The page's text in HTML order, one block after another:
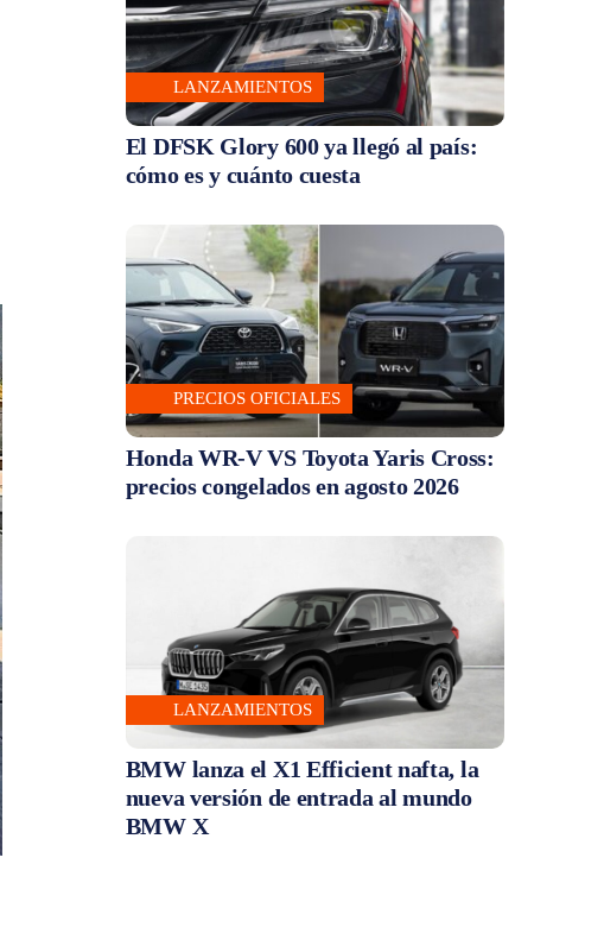
LANZAMIENTOS
El DFSK Glory 600 ya llegó al país:
cómo es y cuánto cuesta
PRECIOS OFICIALES
Honda WR-V VS Toyota Yaris Cross:
precios congelados en agosto 2026
LANZAMIENTOS
BMW lanza el X1 Efficient nafta, la
nueva versión de entrada al mundo
BMW X